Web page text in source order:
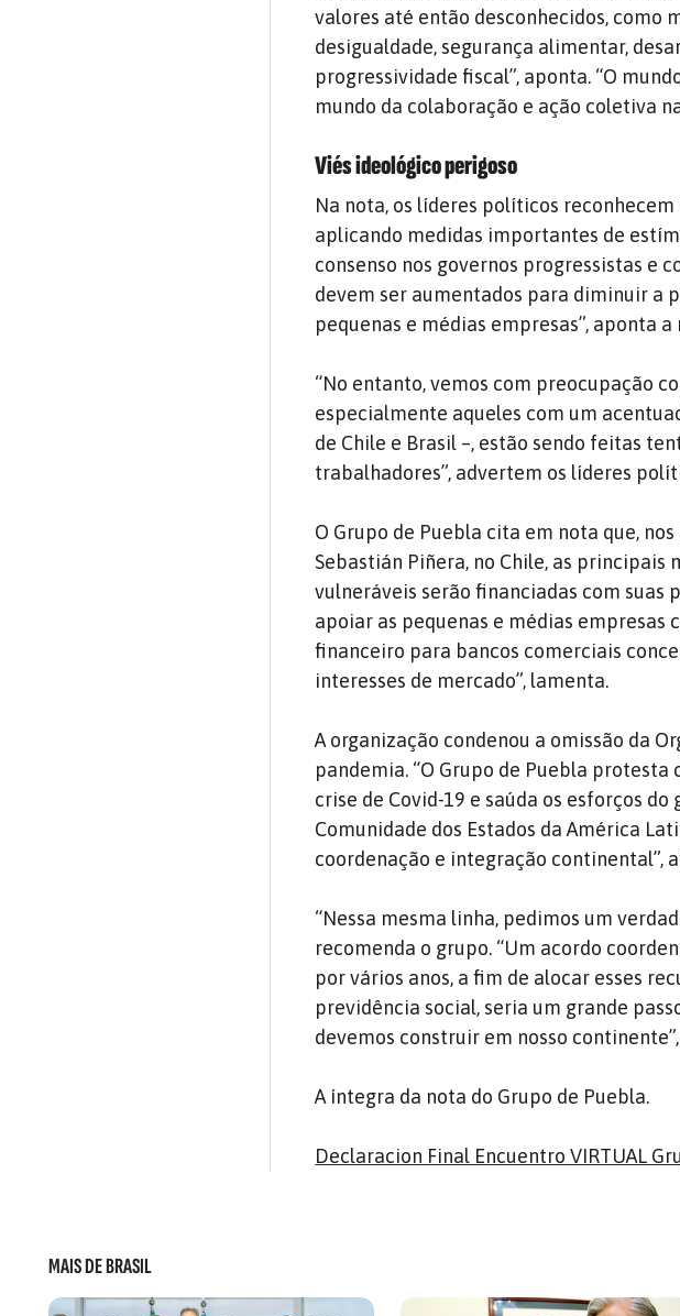
valores até então desconhecidos, como
desigualdade, segurança alimentar,
progressividade fiscal”, aponta. “O
mundo da colaboração e ação coletiva
Viés ideológico perigoso
Na nota, os líderes políticos
aplicando medidas importantes de
consenso nos governos progressistas e
devem ser aumentados para diminuir a
pequenas e médias empresas”, aponta a
“No entanto, vemos com preocupação
especialmente aqueles com um
de Chile e Brasil –, estão sendo feitas
trabalhadores”, advertem os líderes
O Grupo de Puebla cita em nota que,
Sebastián Piñera, no Chile, as principais
vulneráveis ​​serão financiadas com suas
apoiar as pequenas e médias empresas
financeiro para bancos comerciais
interesses de mercado”, lamenta.
A organização condenou a omissão da
pandemia. “O Grupo de Puebla protesta
crise de Covid-19 e saúda os esforços
Comunidade dos Estados da América
coordenação e integração continental”,
“Nessa mesma linha, pedimos um
recomenda o grupo. “Um acordo
por vários anos, a fim de alocar esses
previdência social, seria um grande
devemos construir em nosso
A íntegra da nota do Grupo de Puebla.
Declaracion Final Encuentro VIRTUAL
MAIS DE BRASIL